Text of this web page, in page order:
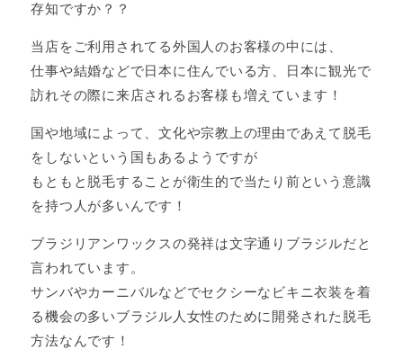
存知ですか？？
当店をご利用されてる外国人のお客様の中には、
仕事や結婚などで日本に住んでいる方、日本に観光で
訪れその際に来店されるお客様も増えています！
国や地域によって、文化や宗教上の理由であえて脱毛
をしないという国もあるようですが
もともと脱毛することが衛生的で当たり前という意識
を持つ人が多いんです！
ブラジリアンワックスの発祥は文字通りブラジルだと
言われています。
サンバやカーニバルなどでセクシーなビキニ衣装を着
る機会の多いブラジル人女性のために開発された脱毛
方法なんです！